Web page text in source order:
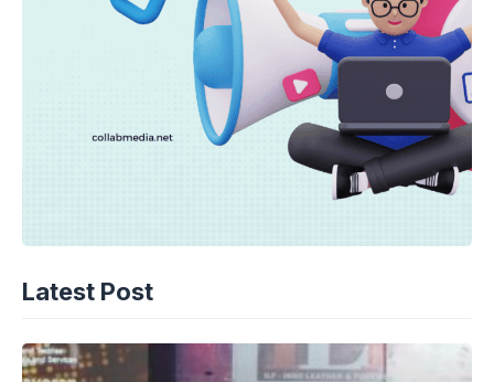
Latest Post